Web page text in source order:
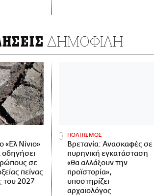
ΔΗΜΟΦΙΛΗ
«Ελ Νίνιο»
οδηγήσει
σε
πείνας
του 2027
ΠΟΛΙΤΙΣΜΟΣ
Βρετανία: Ανασκαφές σε
πυρηνική εγκατάσταση
«θα αλλάξουν την
προϊστορία»,
υποστηρίζει
αρχαιολόγος